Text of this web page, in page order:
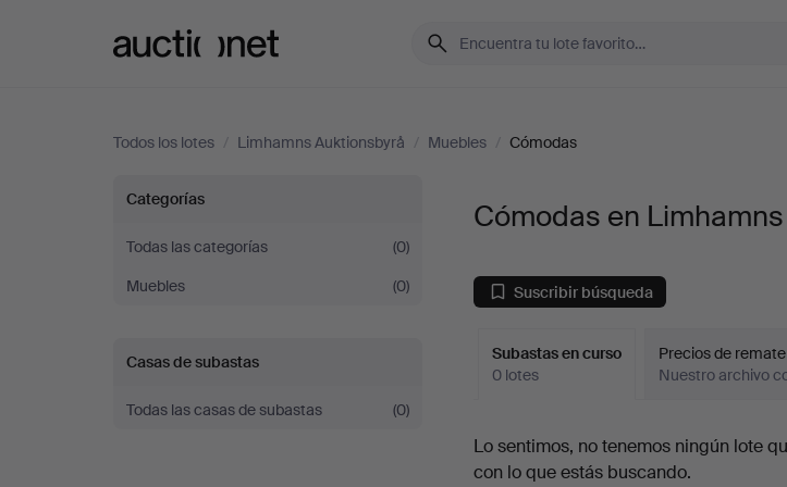
Todos los lotes / Limhamns Auktionsbyrå / Muebles / Cómodas
Cómodas
en
Limhamns
Auktionsbyrå
Categorías
Todas las categorías
(0)
Muebles
(0)
Casas de subastas
Todas las casas de subastas (0)
Cómodas en
Suscribir búsqueda
Subastas en curso
0 lotes
Precios de remate
Nuestro archivo
Subastas
en
Lo sentimos, no tenemos ningún lote
con lo que estás buscando.